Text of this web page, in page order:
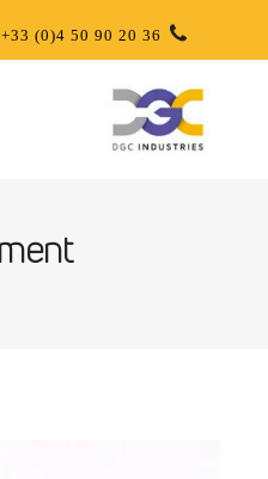
+33 (0)4 50 90 20 36